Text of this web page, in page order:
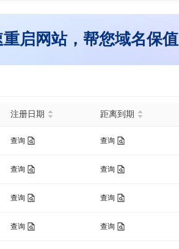
启网站，帮您域名保值
注册日期 距离到期
查询 查询
查询 查询
查询 查询
查询 查询